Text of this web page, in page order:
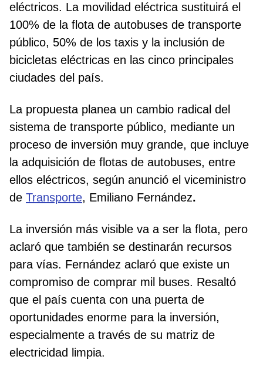
eléctricos. La movilidad eléctrica sustituirá el
100% de la flota de autobuses de transporte
público, 50% de los taxis y la inclusión de
bicicletas eléctricas en las cinco principales
ciudades del país.
La propuesta planea un cambio radical del
sistema de transporte público, mediante un
proceso de inversión muy grande, que incluye
la adquisición de flotas de autobuses, entre
ellos eléctricos, según anunció el viceministro
de Transporte, Emiliano Fernández.
La inversión más visible va a ser la flota, pero
aclaró que también se destinarán recursos
para vías. Fernández aclaró que existe un
compromiso de comprar mil buses. Resaltó
que el país cuenta con una puerta de
oportunidades enorme para la inversión,
especialmente a través de su matriz de
electricidad limpia.